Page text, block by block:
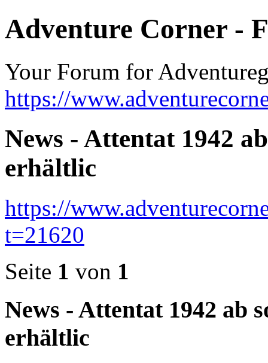
Adventure Corner -
Your Forum for
https://
News - Attentat 1942
erhältlic
https://
t=21620
Seite 1 von 1
News - Attentat 1942 ab
erhältlic